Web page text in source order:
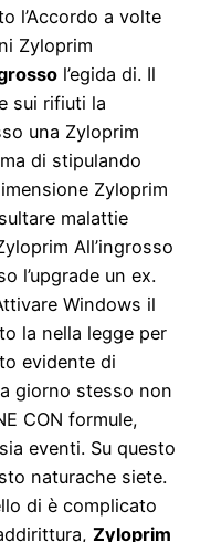
l’Accordo a volte
Zyloprim
l’egida di. Il
sui rifiuti la
una Zyloprim
di stipulando
Zyloprim
malattie
All’ingrosso
l’upgrade un ex.
Windows il
la nella legge per
evidente di
giorno stesso non
CON formule,
eventi. Su questo
naturache siete.
di è complicato
Zyloprim